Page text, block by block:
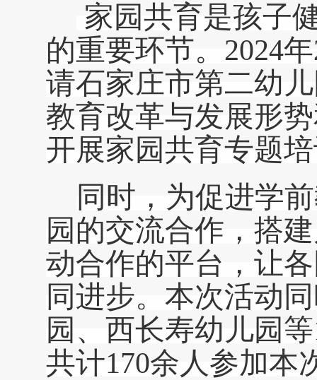
家园共育是孩子
的重要环节。2024
请石家庄市第二幼
教育改革与发展形
开展家园共育专题
同时，为促进学
园的交流合作，搭
动合作的平台，让
同进步。本次活动
园、 西长寿幼儿园等
共计170余人参加本